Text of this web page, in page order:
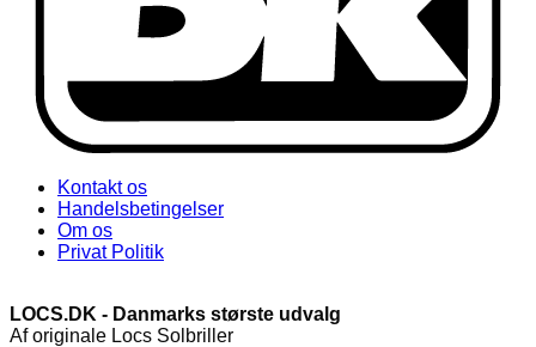
Kontakt os
Handelsbetingelser
Om os
Privat Politik
LOCS.DK - Danmarks største udvalg
Af originale Locs Solbriller